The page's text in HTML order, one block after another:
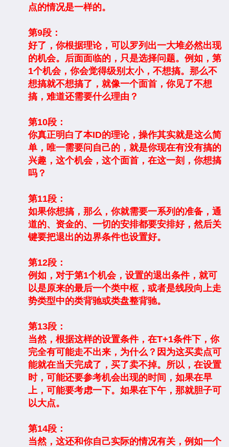
点的情况是一样的。
第9段：
好了，你根据理论，可以罗列出一大堆必然出现
的机会。后面面临的，只是选择问题。例如，第
1个机会，你会觉得级别太小，不想搞。那么不
想搞就不想搞了，就像一个面首，你见了不想
搞，难道还需要什么理由？
第10段：
你真正明白了本ID的理论，操作其实就是这么简
单，唯一需要问自己的，就是你现在有没有搞的
兴趣，这个机会，这个面首，在这一刻，你想搞
吗？
第11段：
如果你想搞，那么，你就需要一系列的准备，通
道的、资金的、一切的安排都要安排好，然后关
键要把退出的边界条件也设置好。
第12段：
例如，对于第1个机会，设置的退出条件，就可
以是原来的最后一个类中枢，或者是线段向上走
势类型中的类背驰或类盘整背驰。
第13段：
当然，根据这样的设置条件，在T+1条件下，你
完全有可能走不出来，为什么？因为这买卖点可
能就在当天完成了，买了卖不掉。所以，在设置
时，可能还要参考机会出现的时间，如果在早
上，可能要考虑一下。如果在下午，那就胆子可
以大点。
第14段：
当然，这还和你自己实际的情况有关，例如一个